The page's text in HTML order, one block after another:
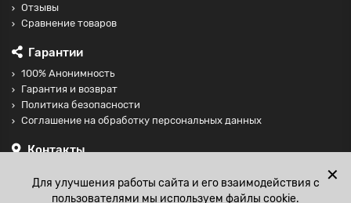
Отзывы
Сравнение товаров
Гарантии
100% Анонимность
Гарантия и возврат
Политика безопасности
Соглашение на обработку персональных данных
Контакты
sales@fisting-shop.ru
✕
Для улучшения работы сайта и его взаимодействия с
пользователями мы используем файлы cookie.